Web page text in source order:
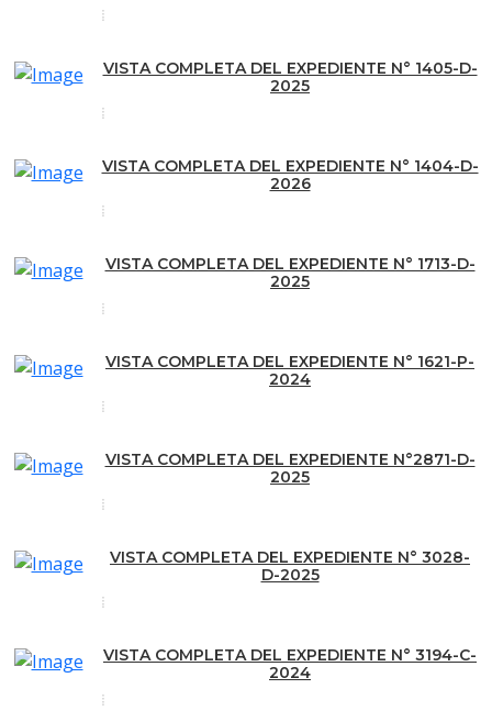
VISTA COMPLETA DEL EXPEDIENTE N° 1405-D-
2025
VISTA COMPLETA DEL EXPEDIENTE N° 1404-D-
2026
VISTA COMPLETA DEL EXPEDIENTE N° 1713-D-
2025
VISTA COMPLETA DEL EXPEDIENTE N° 1621-P-
2024
VISTA COMPLETA DEL EXPEDIENTE N°2871-D-
2025
VISTA COMPLETA DEL EXPEDIENTE N° 3028-
D-2025
VISTA COMPLETA DEL EXPEDIENTE N° 3194-C-
2024